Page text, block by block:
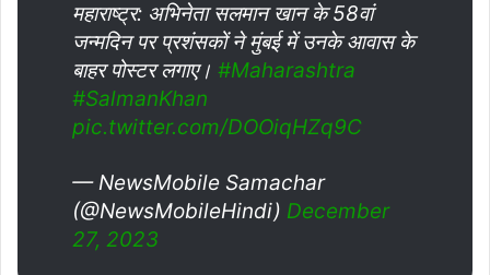
महाराष्ट्र: अभिनेता सलमान खान के 58वां
जन्मदिन पर प्रशंसकों ने मुंबई में उनके आवास के
बाहर पोस्टर लगाए। #Maharashtra
#SalmanKhan
pic.twitter.com/DOOiqHZq9C
— NewsMobile Samachar
(@NewsMobileHindi) December
27, 2023